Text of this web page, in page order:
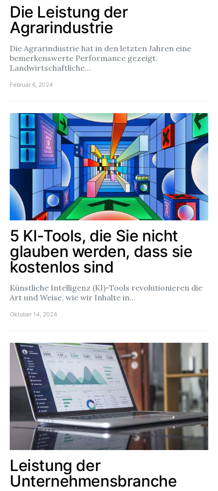
Die Leistung der
Agrarindustrie
Die Agrarindustrie hat in den letzten Jahren eine
bemerkenswerte Performance gezeigt.
Landwirtschaftliche…
Februar 6, 2024
5 KI-Tools, die Sie nicht
glauben werden, dass sie
kostenlos sind
Künstliche Intelligenz (KI)-Tools revolutionieren die
Art und Weise, wie wir Inhalte in…
Oktober 14, 2024
Leistung der
Unternehmensbranche